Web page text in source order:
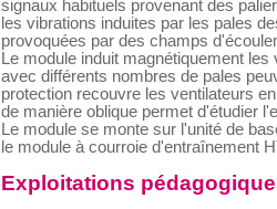
signaux habituels provenant des
les vibrations induites par les pales
provoquées par des champs
Le module induit magnétiquement
avec différents nombres de pales
protection recouvre les ventilateurs
de manière oblique permet d'étudier
Le module se monte sur l'unité de
le module à courroie d'entraînement
Exploitations